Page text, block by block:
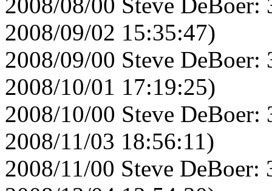
2008/08/00 Steve
2008/09/02 15:35:47)
2008/09/00 Steve
2008/10/01 17:19:25)
2008/10/00 Steve
2008/11/03 18:56:11)
2008/11/00 Steve